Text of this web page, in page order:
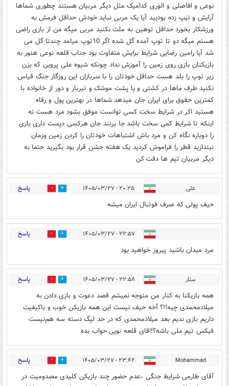
نوعی و افاضلی و الوری کدامیک مثل دیگر مربیان هستند چطوری شماها
آرایش و تیپ زده بودیید آیا یک مربی نباید خودش حداقل فرمش به
ورزشکار بخورد حداقل توهین به ملت نکنید مربی میگه من از بازی راضی
هستم میگه دو تا توپ آمده گل شده اگر 10توپ میامد چندتا گل می
شد آیا رامین رضایی شرایط برایش متفاوت بود جناب قلعه نوعی هنور به
بازیکنان بازی روی زمین را آموزش نداد چونکه شیوه علی پروین که بزن
زیر توپ را بلد هست حداقل خودتان را با سربازان این روزگار جنگ قیاس
نکنید طرف ماها در کشتی و یا پشت موشک و تیربار و دور از خانواده با
کمترین حقوق برای ایران جان میدهد شماها در بهترین پول و رفاه
هستید اکر در شرایط سخت کسی توانست موفق بشود مرد هست نه
اینکه تا شرایط کمی سخت باشد جا برنند جان هرکسی دپست داری بازی
را دوباره نگاه کن و مرد باش اشتباهات خودتان را کردن زمین وزمان
نیندازید قطر را فراموش کردید یک هفته جشن قرار بود بگیرید حتما به
دیگر مربیان تیم ها دقت کن
علی ۲۰:۲۵ - ۱۴۰۵/۰۳/۲۷ 0 پاسخ
حیف پولی که صرف فوتبال ایران میشه
۲۲:۵۷ - ۱۴۰۵/۰۳/۲۷ 0 پاسخ
مرد میدان باشید پیروز خواهید بود
ستار ۲۲:۵۸ - ۱۴۰۵/۰۳/۲۷ 0 پاسخ
همه بازیکنا به کنار من متوجه نمیشم قصد دعوت و بازی دادن به
میلادمحمدی چیه!!؟ آخه حیف نیست این همه بازیکن خوب و باکیفیت
داریم بازی ندیم بعد میلادمحمدی که در حد لیگ دسته سه هم‌نیست
فیکس تیم ملی باشه؟!اقای قلعه نویی حواب بده
Mohammad ۲۳:۴۲ - ۱۴۰۵/۰۳/۲۷ 0 پاسخ
آقای طارمی شرایط جنگی ،عدم حضور چند بازیکن کلیدی مصدومیت در